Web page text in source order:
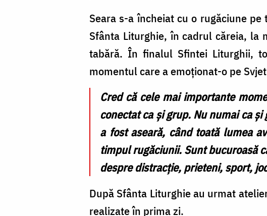
Seara s-a încheiat cu o rugăciune
Sfânta Liturghie, în cadrul căreia,
tabără. În finalul Sfintei Liturghii,
momentul care a emoționat-o pe
Cred că cele mai importante
conectat ca și grup. Nu numai ca
a fost aseară, când toată lumea
timpul rugăciunii. Sunt bucuroasă
despre distracție, prieteni, sport,
După Sfânta Liturghie au urmat
realizate în prima zi.